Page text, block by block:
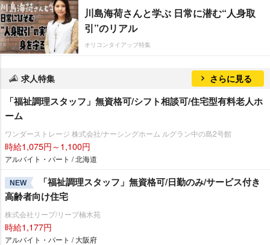
川島海荷さんと学ぶ 日常に潜む“人身取
引”のリアル
オリコンタイアップ特集
求人特集 さらに見る
「福祉調理スタッフ」無資格可/シフト相談可/住宅型有料老人ホ
ーム
ワンダーストレージ 株式会社/ナーシングホーム ルグラン中の島2号館
時給1,075円～1,100円
アルバイト・パート / 北海道
NEW
「福祉調理スタッフ」無資格可/日勤のみ/サービス付き
高齢者向け住宅
株式会社リープ/リープ楠木苑
時給1,177円
アルバイト・パート / 大阪府